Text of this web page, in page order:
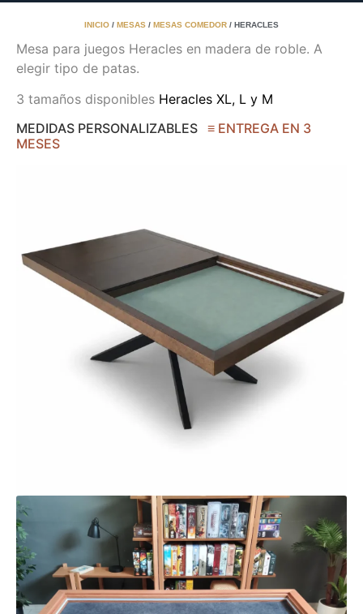
INICIO / MESAS / MESAS COMEDOR / HERACLES
Mesa para juegos Heracles en madera de roble. A
elegir tipo de patas.
3 tamaños disponibles Heracles XL, L y M
MEDIDAS PERSONALIZABLES ≡ ENTREGA EN 3
MESES